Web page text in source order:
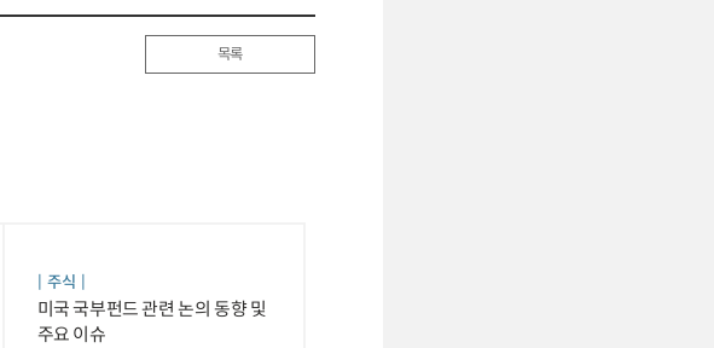
목록
주식
미국 국부펀드 관련 논의 동향 및
주요 이슈